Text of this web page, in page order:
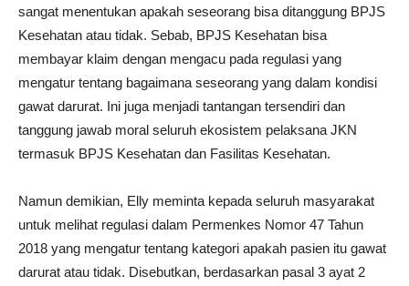
sangat menentukan apakah seseorang bisa ditanggung BPJS
Kesehatan atau tidak. Sebab, BPJS Kesehatan bisa
membayar klaim dengan mengacu pada regulasi yang
mengatur tentang bagaimana seseorang yang dalam kondisi
gawat darurat. Ini juga menjadi tantangan tersendiri dan
tanggung jawab moral seluruh ekosistem pelaksana JKN
termasuk BPJS Kesehatan dan Fasilitas Kesehatan.
Namun demikian, Elly meminta kepada seluruh masyarakat
untuk melihat regulasi dalam Permenkes Nomor 47 Tahun
2018 yang mengatur tentang kategori apakah pasien itu gawat
darurat atau tidak. Disebutkan, berdasarkan pasal 3 ayat 2